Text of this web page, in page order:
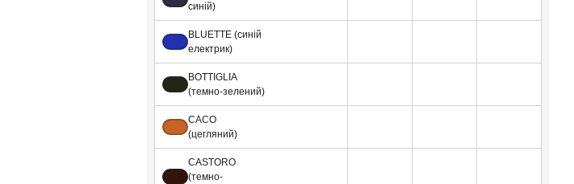
синій)
BLUETTE (синій
електрик)
BOTTIGLIA
(темно-зелений)
CACO
(цегляний)
CASTORO
(темно-